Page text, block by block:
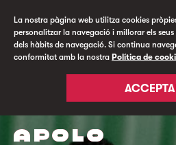
La nostra pàgina web utilitza cookies
personalitzar la navegació i millorar els
dels hàbits de navegació. Si continua
conformitat amb la nostra Política de